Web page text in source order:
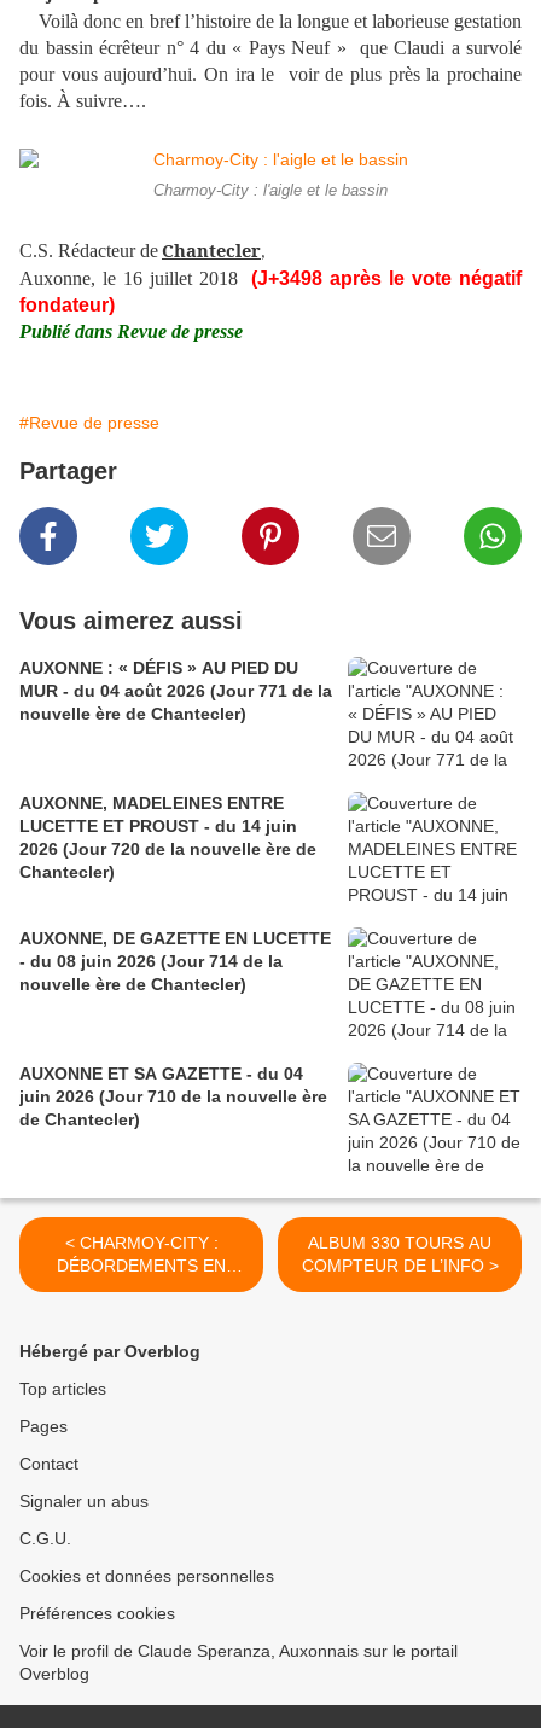
Voilà donc en bref l’histoire de la longue et laborieuse gestation
du bassin écrêteur n° 4 du « Pays Neuf » que Claudi a survolé
pour vous aujourd’hui. On ira le voir de plus près la prochaine
fois. À suivre….
Charmoy-City : l'aigle et le bassin
C.S. Rédacteur deChantecler,
Auxonne, le 16 juillet 2018
(J+3498 après le vote négatif
fondateur)
Publié dans Revue de presse
#Revue de presse
Partager
Vous aimerez aussi
AUXONNE : « DÉFIS » AU PIED DU
MUR - du 04 août 2026 (Jour 771 de la
nouvelle ère de Chantecler)
AUXONNE, MADELEINES ENTRE
LUCETTE ET PROUST - du 14 juin
2026 (Jour 720 de la nouvelle ère de
Chantecler)
AUXONNE, DE GAZETTE EN LUCETTE
- du 08 juin 2026 (Jour 714 de la
nouvelle ère de Chantecler)
AUXONNE ET SA GAZETTE - du 04
juin 2026 (Jour 710 de la nouvelle ère
de Chantecler)
< CHARMOY-CITY :
DÉBORDEMENTS EN
TOUS GENRES (1) - du 13
ALBUM 330 TOURS AU
COMPTEUR DE L’INFO >
Hébergé par Overblog
Top articles
Pages
Contact
Signaler un abus
C.G.U.
Cookies et données personnelles
Préférences cookies
Voir le profil de Claude Speranza, Auxonnais sur le portail
Overblog